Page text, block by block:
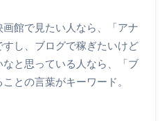
館で見たい人なら、「アナ
し、ブログで稼ぎたいけど
と思っている人なら、「ブ
との言葉がキーワード。